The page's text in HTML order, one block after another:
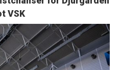
VSK